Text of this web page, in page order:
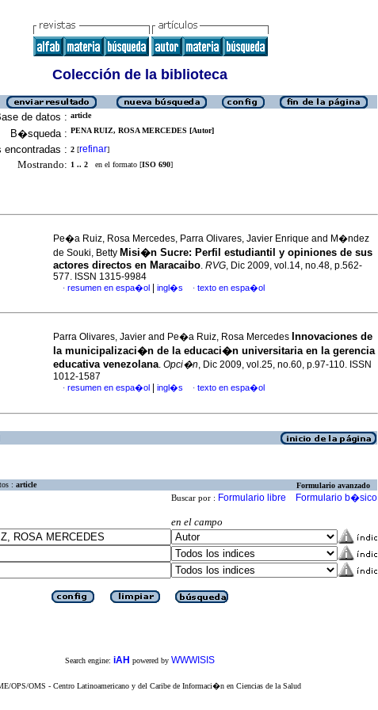
Colección de la biblioteca
de datos : article
B�squeda : PENA RUIZ, ROSA MERCEDES [Autor]
encontradas : 2 [refinar]
Mostrando: 1 .. 2 en el formato [ISO 690]
Pe�a Ruiz, Rosa Mercedes, Parra Olivares, Javier Enrique and M�ndez
de Souki, Betty Misi�n Sucre: Perfil estudiantil y opiniones de sus
actores directos en Maracaibo. RVG, Dic 2009, vol.14, no.48, p.562-
577. ISSN 1315-9984
· resumen en espa�ol ingl�s · texto en espa�ol
Parra Olivares, Javier and Pe�a Ruiz, Rosa Mercedes Innovaciones de
la municipalizaci�n de la educaci�n universitaria en la gerencia
educativa venezolana. Opci�n, Dic 2009, vol.25, no.60, p.97-110. ISSN
1012-1587
· resumen en espa�ol ingl�s · texto en espa�ol
: article Formulario avanzado
Buscar por : Formulario libre Formulario b�sico
en el campo
Search engine: iAH powered by WWWISIS
OPS/OMS - Centro Latinoamericano y del Caribe de Informaci�n en Ciencias de la Salud